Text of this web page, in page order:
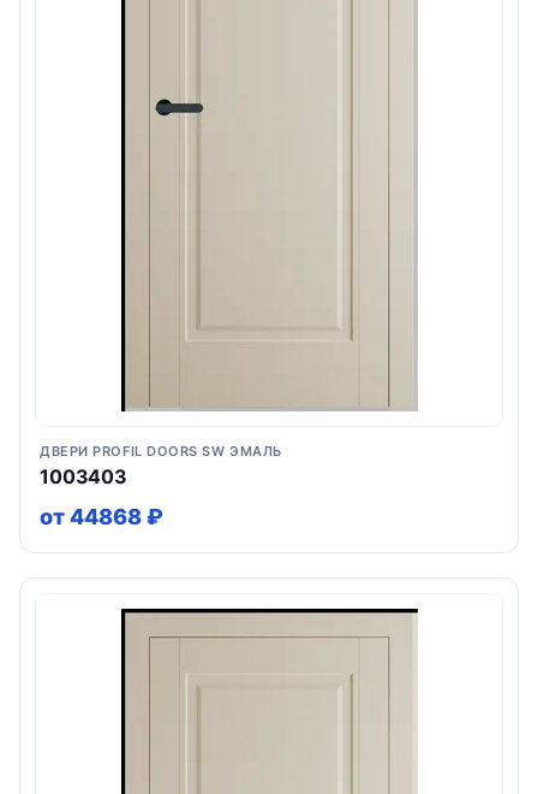
ДВЕРИ PROFIL DOORS SW ЭМАЛЬ
1003403
от 44868 ₽